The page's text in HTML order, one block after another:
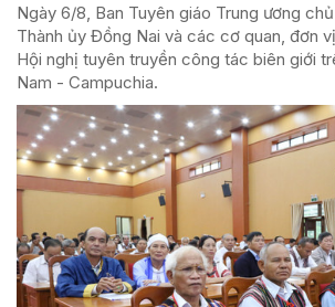
Ngày 6/8, Ban Tuyên giáo Trung ương
Thành ủy Đồng Nai và các cơ quan, đơn
Hội nghị tuyên truyền công tác biên giới
Nam - Campuchia.